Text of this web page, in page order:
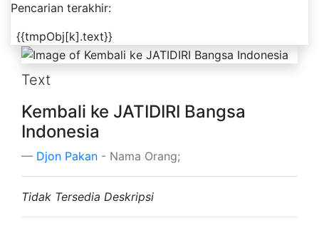
Pencarian terakhir:
{{tmpObj[k].text}}
Text
Kembali ke JATIDIRI Bangsa
Indonesia
Djon Pakan - Nama Orang;
Tidak Tersedia Deskripsi